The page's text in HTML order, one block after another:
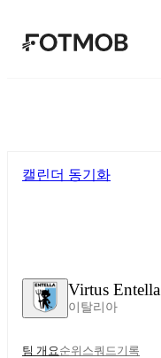
본문으로 건너뛰기
Virtus Entella
이탈리아
캘린더 동기화
팀 개요순위 스쿼드기록